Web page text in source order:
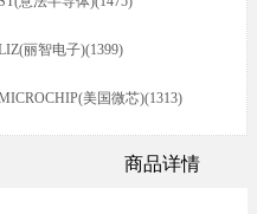
丽智电子)(1399)
美国微芯)(1313)
商品详情